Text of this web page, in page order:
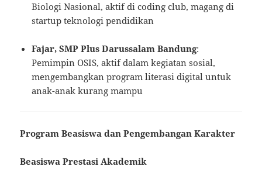
Biologi Nasional, aktif di coding club, magang di
startup teknologi pendidikan
Fajar, SMP Plus Darussalam Bandung:
Pemimpin OSIS, aktif dalam kegiatan sosial,
mengembangkan program literasi digital untuk
anak-anak kurang mampu
Program Beasiswa dan Pengembangan Karakter
Beasiswa Prestasi Akademik